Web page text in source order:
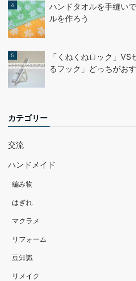
ハンドタオルを手縫い
ルを作ろう
「くねくねロック」
るフック」どっちがお
カテゴリー
交流
ハンドメイド
編み物
はぎれ
マクラメ
リフォーム
豆知識
リメイク